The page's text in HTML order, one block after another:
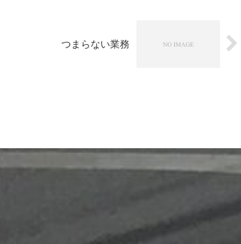
つまらない業務